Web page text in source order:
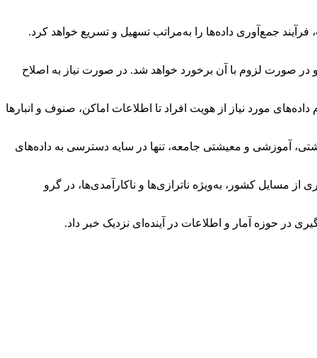
جمع‌آوری داده‌ها را به‌مراتب تسهیل و تسریع خواهد کرد.
در صورت لزوم با آن برخورد خواهد شد. در صورت نیاز به اصلاح
مورد نیاز از هویت افراد تا اطلاعات اماکن، صنوف و انبارها
آموزشی و معیشتی جامعه، تنها در سایه دسترسی به داده‌های
مسایل کشور، به‌ویژه ناترازی‌ها و ناکارآمدی‌ها، در گرو
در حوزه آمار و اطلاعات در آینده‌ای نزدیک خبر داد.